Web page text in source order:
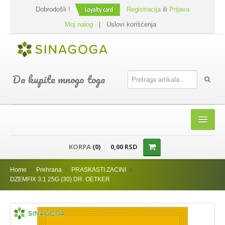
Dobrodošli ! Registracijaili Prijava
Moj nalog
Uslovi korišćenja
Da kupite mnogo toga
SHOP
PREHRANA
DODACI JELIMA
KORPA (0) 0,00 RSD
Home Prehrana
PRASKASTI ZACINI
DZEMFIX 3:1 25G (30) DR. OETKER